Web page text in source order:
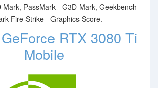
Mark, PassMark - G3D Mark, Geekbench
Fire Strike - Graphics Score.
RTX 3080 Ti
Mobile